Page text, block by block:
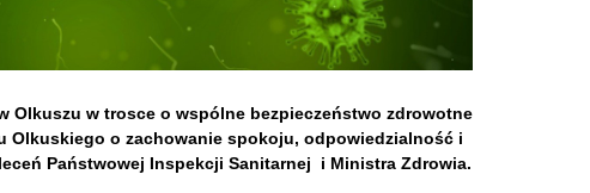
Olkuszu w trosce o wspólne bezpieczeństwo zdrowotne
Olkuskiego o zachowanie spokoju, odpowiedzialność i
Państwowej Inspekcji Sanitarnej i Ministra Zdrowia.